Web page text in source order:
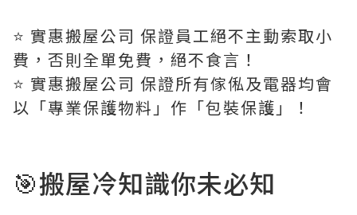
⭐️ 實惠搬屋公司 保證員工絕不主動索取小
費，否則全單免費，絕不食言！
⭐️ 實惠搬屋公司 保證所有傢俬及電器均會
以「專業保護物料」作「包裝保護」！
🎯搬屋冷知識你未必知